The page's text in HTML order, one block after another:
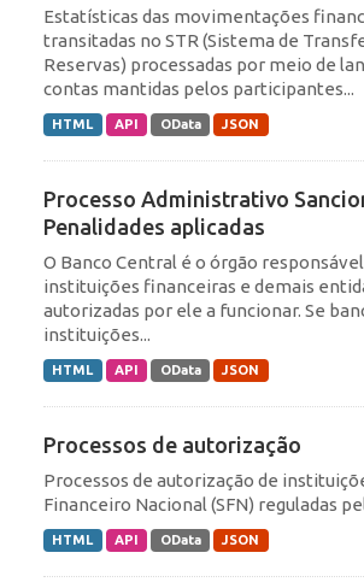
Estatísticas das movimentações
transitadas no STR (Sistema de
Reservas) processadas por meio de
contas mantidas pelos participantes...
HTML API OData JSON
Processo Administrativo
Penalidades aplicadas
O Banco Central é o órgão
instituições financeiras e demais
autorizadas por ele a funcionar. Se
instituições...
HTML API OData JSON
Processos de autorização
Processos de autorização de
Financeiro Nacional (SFN) reguladas
HTML API OData JSON